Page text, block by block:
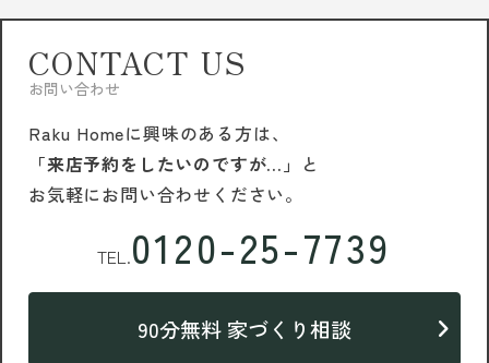
CONTACT US
お問い合わせ
Raku Homeに興味のある方は、
「来店予約をしたいのですが…」 と
お気軽にお問い合わせください。
TEL.0120-25-7739
90分無料 家づくり相談